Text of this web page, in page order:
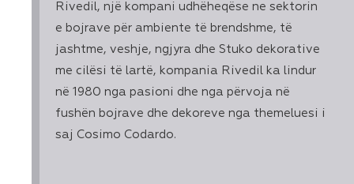
Rivedil, një kompani udhëheqëse ne sektorin
e bojrave për ambiente të brendshme, të
jashtme, veshje, ngjyra dhe Stuko dekorative
me cilësi të lartë, kompania Rivedil ka lindur
në 1980 nga pasioni dhe nga përvoja në
fushën bojrave dhe dekoreve nga themeluesi i
saj Cosimo Codardo.